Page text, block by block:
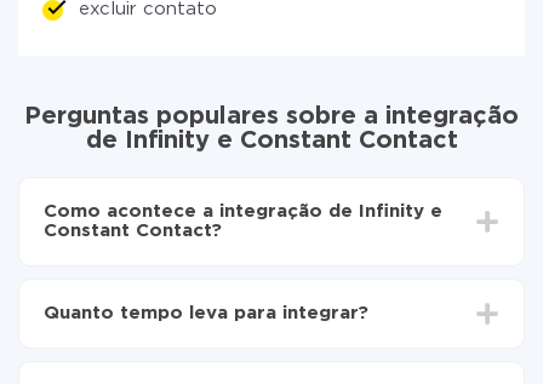
excluir contato
Perguntas populares sobre a integração
de Infinity e Constant Contact
Como acontece a integração de Infinity e
Constant Contact?
Constant Contact
Quanto tempo leva para integrar?